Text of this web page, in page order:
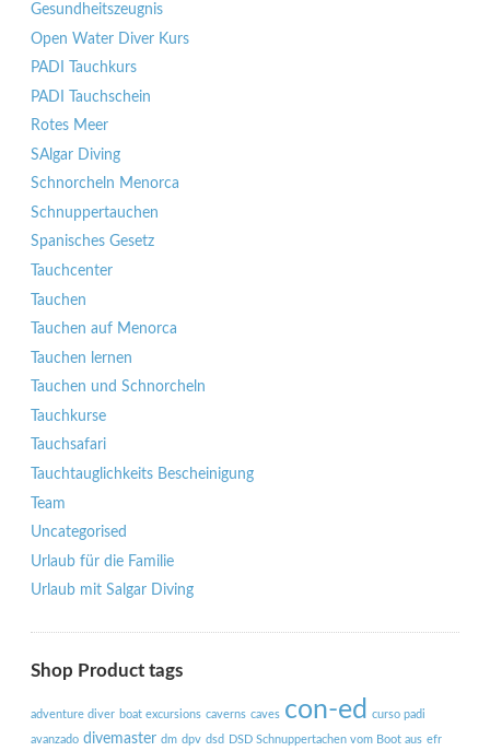
Gesundheitszeugnis
Open Water Diver Kurs
PADI Tauchkurs
PADI Tauchschein
Rotes Meer
SAlgar Diving
Schnorcheln Menorca
Schnuppertauchen
Spanisches Gesetz
Tauchcenter
Tauchen
Tauchen auf Menorca
Tauchen lernen
Tauchen und Schnorcheln
Tauchkurse
Tauchsafari
Tauchtauglichkeits Bescheinigung
Team
Uncategorised
Urlaub für die Familie
Urlaub mit Salgar Diving
Shop Product tags
adventure diver boat excursions caverns caves con-ed curso padi
avanzado divemaster dm dpv dsd DSD Schnuppertachen vom Boot aus efr